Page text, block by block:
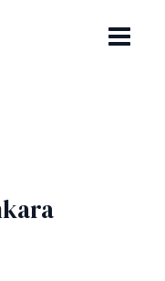
MENU